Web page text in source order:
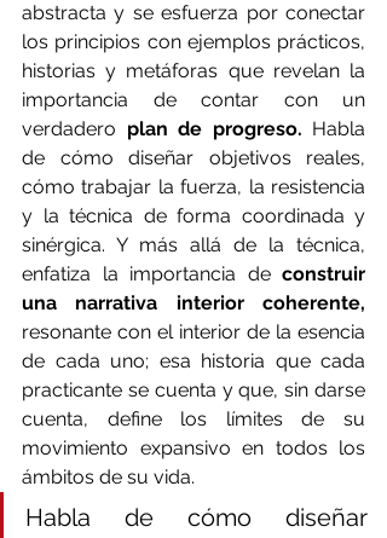
abstracta y se esfuerza por conectar
los principios con ejemplos prácticos,
historias y metáforas que revelan la
importancia de contar con un
verdadero plan de progreso. Habla
de cómo diseñar objetivos reales,
cómo trabajar la fuerza, la resistencia
y la técnica de forma coordinada y
sinérgica. Y más allá de la técnica,
enfatiza la importancia de construir
resonante con el interior de la esencia
de cada uno; esa historia que cada
practicante se cuenta y que, sin darse
cuenta, define los límites de su
movimiento expansivo en todos los
ámbitos de su vida.
Habla de cómo diseñar